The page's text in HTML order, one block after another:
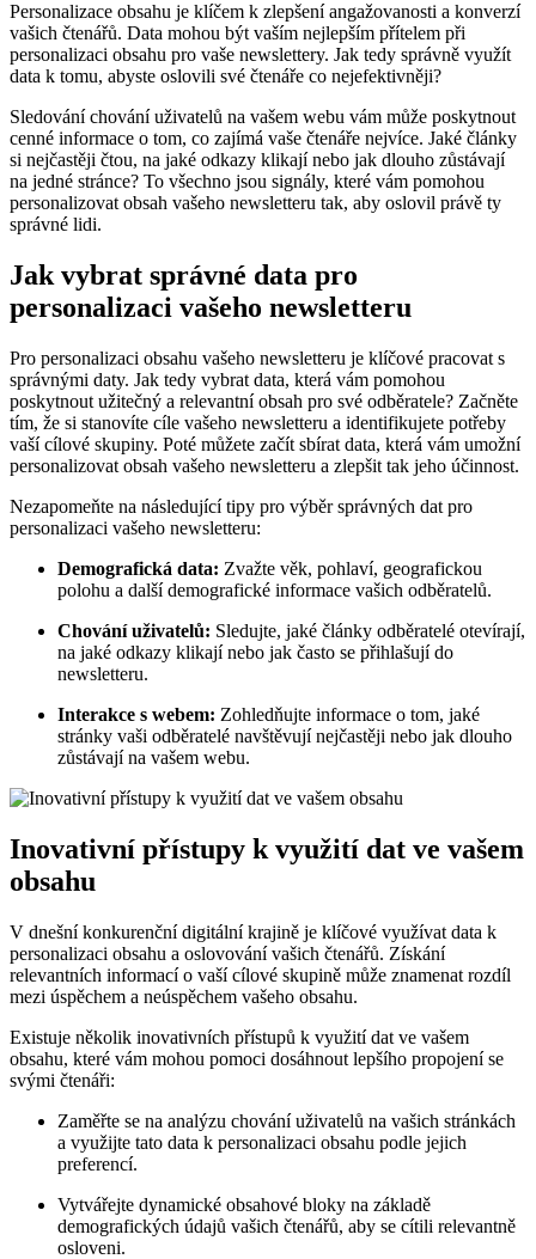
Personalizace obsahu je klíčem k zlepšení angažovanosti a konverzí
vašich čtenářů. Data mohou být vaším nejlepším přítelem při
personalizaci obsahu pro vaše newslettery. Jak tedy správně využít
data k tomu, abyste oslovili své čtenáře co nejefektivněji?
Sledování chování uživatelů na vašem webu vám může poskytnout
cenné informace o tom, co zajímá vaše čtenáře nejvíce. Jaké články
si nejčastěji čtou, na jaké odkazy klikají nebo jak dlouho zůstávají
na jedné stránce? To všechno jsou signály, které vám pomohou
personalizovat obsah vašeho newsletteru tak, aby oslovil právě ty
správné lidi.
Jak vybrat správné data pro
personalizaci vašeho newsletteru
Pro personalizaci obsahu vašeho newsletteru je klíčové pracovat s
správnými daty. Jak tedy vybrat data, která vám pomohou
poskytnout užitečný a relevantní obsah pro své odběratele? Začněte
tím, že si stanovíte cíle vašeho newsletteru a identifikujete potřeby
vaší cílové skupiny. Poté můžete začít sbírat data, která vám umožní
personalizovat obsah vašeho newsletteru a zlepšit tak jeho účinnost.
Nezapomeňte na následující tipy pro výběr správných dat pro
personalizaci vašeho newsletteru:
Demografická data: Zvažte věk, pohlaví, geografickou
polohu a další demografické informace vašich odběratelů.
Chování uživatelů: Sledujte, jaké články odběratelé otevírají,
na jaké odkazy klikají nebo jak často se přihlašují do
newsletteru.
Interakce s webem: Zohledňujte informace o tom, jaké
stránky vaši odběratelé navštěvují nejčastěji nebo jak dlouho
zůstávají na vašem webu.
Inovativní přístupy k využití dat ve vašem
obsahu
V dnešní konkurenční digitální krajině je klíčové využívat data k
personalizaci obsahu a oslovování vašich čtenářů. Získání
relevantních informací o vaší cílové skupině může znamenat rozdíl
mezi úspěchem a neúspěchem vašeho obsahu.
Existuje několik inovativních přístupů k využití dat ve vašem
obsahu, které vám mohou pomoci dosáhnout lepšího propojení se
svými čtenáři:
Zaměřte se na analýzu chování uživatelů na vašich stránkách
a využijte tato data k personalizaci obsahu podle jejich
preferencí.
Vytvářejte dynamické obsahové bloky na základě
demografických údajů vašich čtenářů, aby se cítili relevantně
osloveni.